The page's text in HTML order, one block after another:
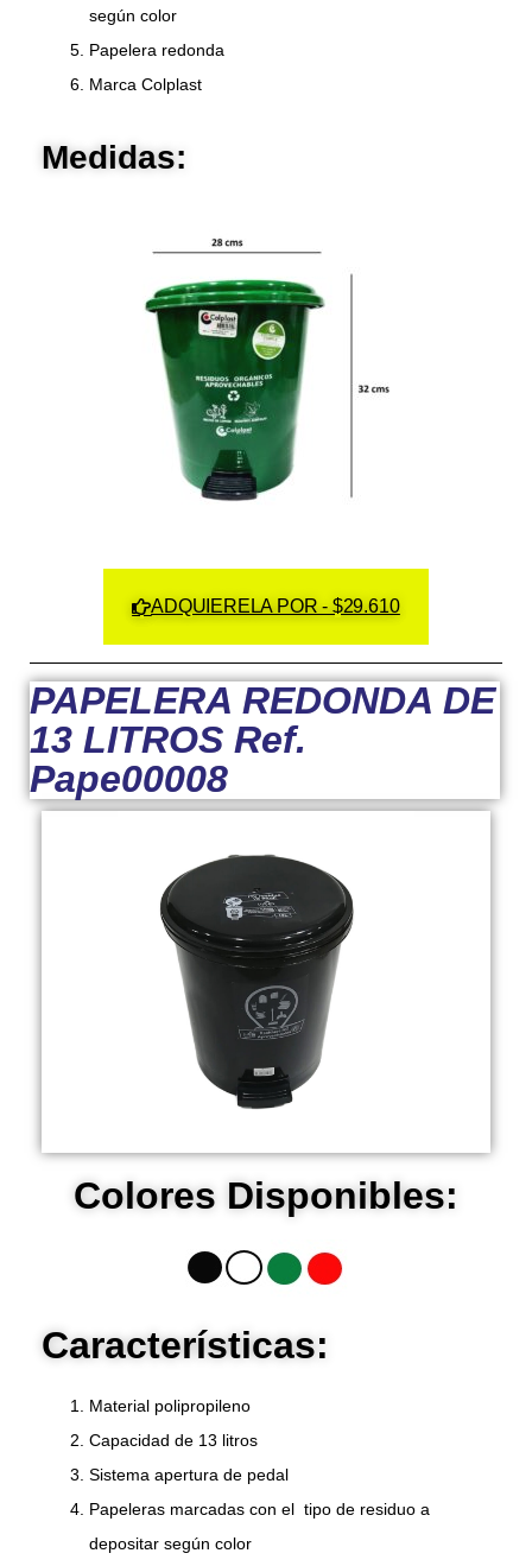
según color
Papelera redonda
Marca Colplast
Medidas:
ADQUIERELA POR - $29.610
PAPELERA REDONDA DE
13 LITROS Ref.
Pape00008
Colores Disponibles:
Características:
Material polipropileno
Capacidad de 13 litros
Sistema apertura de pedal
Papeleras marcadas con el tipo de residuo a
depositar según color